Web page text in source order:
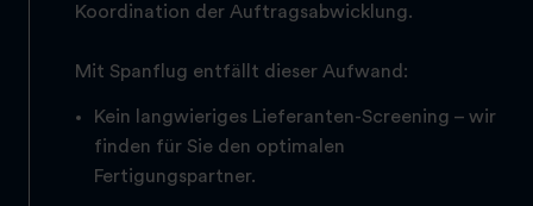
Koordination der Auftragsabwicklung.
Mit Spanflug entfällt dieser Aufwand:
Kein langwieriges Lieferanten-Screening – wir
finden für Sie den optimalen
Fertigungspartner.